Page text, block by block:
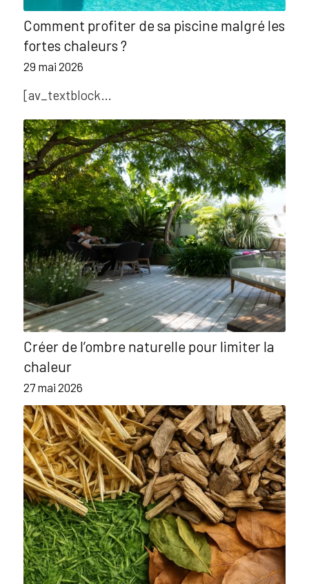
Comment profiter de sa piscine malgré les
fortes chaleurs ?
29 mai 2026
[av_textblock…
Créer de l’ombre naturelle pour limiter la
chaleur
27 mai 2026